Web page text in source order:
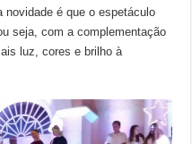
é que o espetáculo
seja, com a complementação
luz, cores e brilho à